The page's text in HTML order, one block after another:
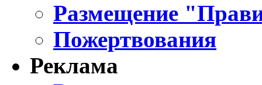
Размещение
Пожертвования
Реклама